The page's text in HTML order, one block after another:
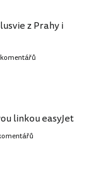
z Prahy i
linkou easyJet